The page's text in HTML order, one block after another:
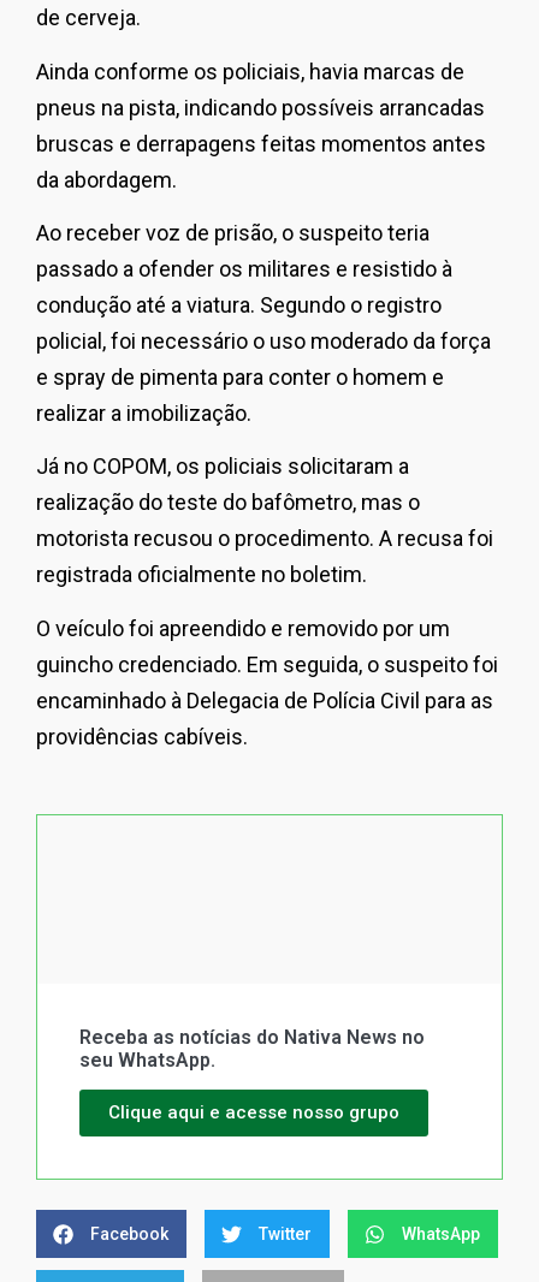
de cerveja.
Ainda conforme os policiais, havia marcas de
pneus na pista, indicando possíveis arrancadas
bruscas e derrapagens feitas momentos antes
da abordagem.
Ao receber voz de prisão, o suspeito teria
passado a ofender os militares e resistido à
condução até a viatura. Segundo o registro
policial, foi necessário o uso moderado da força
e spray de pimenta para conter o homem e
realizar a imobilização.
Já no COPOM, os policiais solicitaram a
realização do teste do bafômetro, mas o
motorista recusou o procedimento. A recusa foi
registrada oficialmente no boletim.
O veículo foi apreendido e removido por um
guincho credenciado. Em seguida, o suspeito foi
encaminhado à Delegacia de Polícia Civil para as
providências cabíveis.
Receba as notícias do Nativa News no
seu WhatsApp.
Clique aqui e acesse nosso grupo
Facebook Twitter WhatsApp